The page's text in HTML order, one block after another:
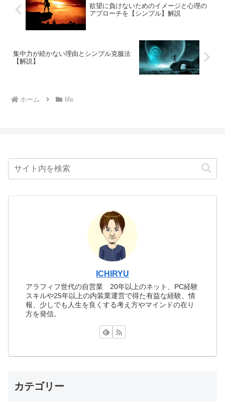
欲望に負けないためのイメージと心理の
アプローチを【シンプル】解説
集中力が続かない理由とシンプル克服法
【解説】
ホーム life
ICHIRYU
アラフィフ世代の自営業 20年以上のネット、PC経験
スキルや25年以上の内装業運営で得た有益な経験、情
報、少しでも人生を良くする考え方やマインドの在り
方を発信。
カテゴリー